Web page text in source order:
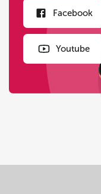
Facebook
Youtube